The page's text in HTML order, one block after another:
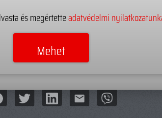
és megértetteadatvédelmi
mail